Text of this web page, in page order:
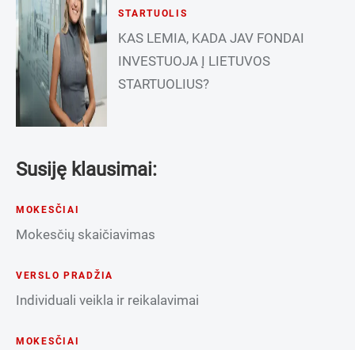
STARTUOLIS
KAS LEMIA, KADA JAV FONDAI
INVESTUOJA Į LIETUVOS
STARTUOLIUS?
Susiję klausimai:
MOKESČIAI
Mokesčių skaičiavimas
VERSLO PRADŽIA
Individuali veikla ir reikalavimai
MOKESČIAI